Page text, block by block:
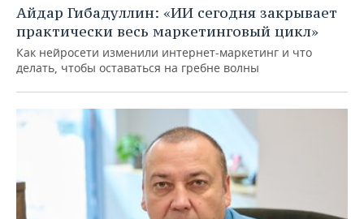
Айдар Гибадуллин: «ИИ сегодня закрывает
практически весь маркетинговый цикл»
Как нейросети изменили интернет-маркетинг и что
делать, чтобы оставаться на гребне волны